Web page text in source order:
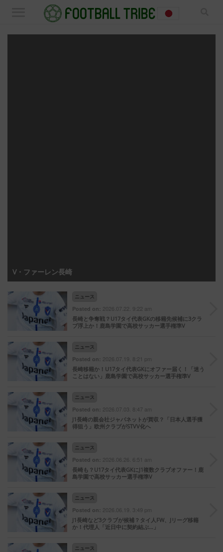
V・ファーレン長崎
ニュース
Posted on: 2026.07.22. 9:22 am
長崎と争奪戦？U17タイ代表GKの移籍先候補に3クラ
ブ浮上か！鹿島学園で高校サッカー選手権準V
ニュース
Posted on: 2026.07.19. 8:21 pm
長崎移籍か！U17タイ代表GKにオファー届く！「迷う
ことはない」鹿島学園で高校サッカー選手権準V
ニュース
Posted on: 2026.07.03. 8:47 am
J1長崎の親会社ジャパネットが買収？「日本人選手獲
得狙う」欧州クラブがSTVV化へ
ニュース
Posted on: 2026.06.26. 6:51 am
長崎も？U17タイ代表GKにJ1複数クラブオファー！鹿
島学園で高校サッカー選手権準V
ニュース
Posted on: 2026.06.19. 3:49 pm
J1長崎など3クラブが候補？タイ人FW、Jリーグ移籍
か！代理人「近日中に契約結ぶ…」
ニュース